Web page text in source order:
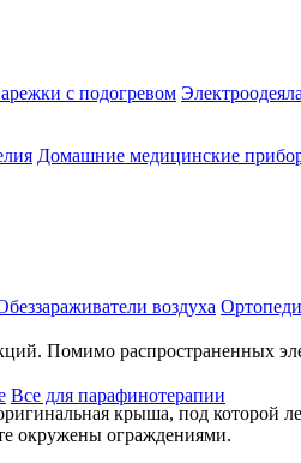
с подогревом Электроодеяла
Домашние медицинские
воздуха
Все для парафинотерапии
Помимо распространенных
крыша, под которой
окружены ограждениями.